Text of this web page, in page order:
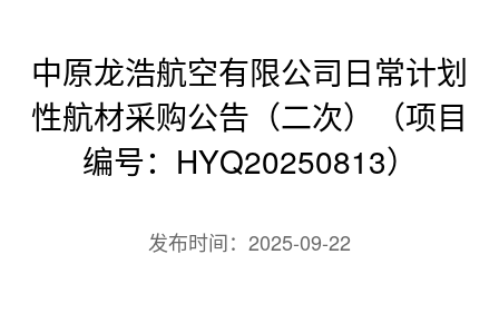
用户案例
联系我们
中原龙浩航空有限公司日常计划
性航材采购公告（二次）（项目
编号：HYQ20250813）
发布时间： 2025-09-22